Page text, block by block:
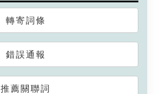
轉寄詞條
錯誤通報
推薦關聯詞